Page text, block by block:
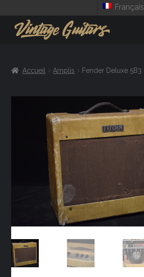
Français
Amplis
Effets
Accueil Amplis Fender Deluxe 5B3